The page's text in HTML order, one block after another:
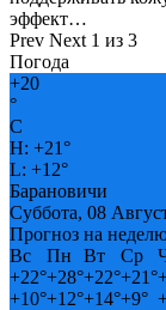
эффект…
Prev Next 1 из 3
Погода
+20
°
C
H: +21°
L: +12°
Барановичи
Суббота, 08
Прогноз на
Вс
Пн Вт Ср
+22°+28°+22°+21°
+10°+12°+14°+9°